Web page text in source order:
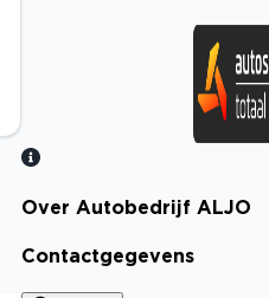
Bekijk certificaat
Over Autobedrijf ALJO
Contactgegevens